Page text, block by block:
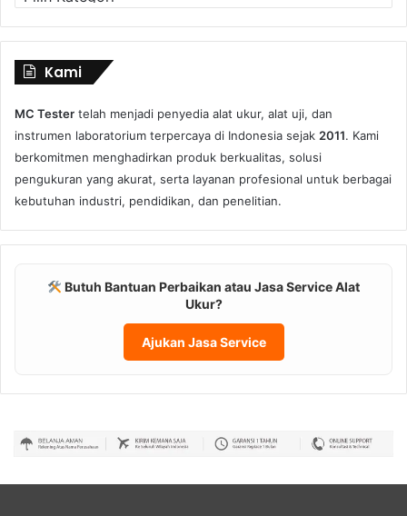
Produk
Kami
MC Tester telah menjadi penyedia alat ukur, alat uji, dan
instrumen laboratorium terpercaya di Indonesia sejak 2011. Kami
berkomitmen menghadirkan produk berkualitas, solusi
pengukuran yang akurat, serta layanan profesional untuk berbagai
kebutuhan industri, pendidikan, dan penelitian.
Butuh Bantuan Perbaikan atau Jasa Service Alat
Ukur?
Ajukan Jasa Service